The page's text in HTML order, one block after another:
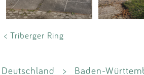
< Triberger Ring
Deutschland > Baden-